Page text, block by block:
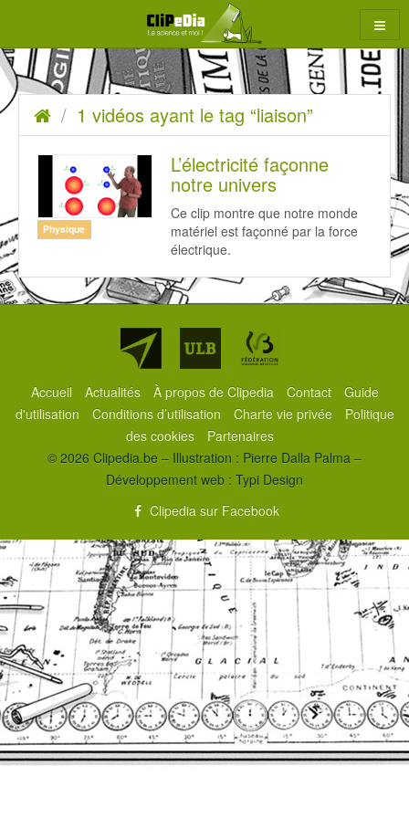
contenu
1
vidéos
ayant
tag
“liaison”
Accueil1 vidéos ayant le tag “liaison”
Physique
L’électricité façonne
notre univers
Ce clip montre que notre monde
matériel est façonné par la force
électrique.
Partenaires
Accueil Actualités À propos de Clipedia Contact
Guide
d'utilisation
Conditions d’utilisation Charte vie privée
Politique
des cookies
Partenaires
© 2026 Clipedia.be – Illustration : Pierre Dalla Palma –
Développement web : Typi Design
Clipedia sur Facebook